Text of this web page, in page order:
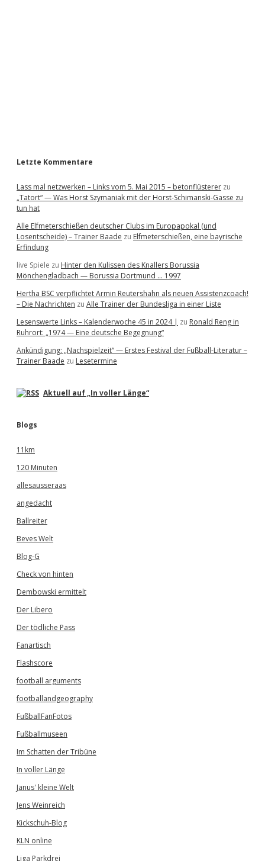
Letzte Kommentare
Lass mal netzwerken – Links vom 5. Mai 2015 – betonflüsterer zu
„Tatort“ — Was Horst Szymaniak mit der Horst-Schimanski-Gasse zu
tun hat
Alle Elfmeterschießen deutscher Clubs im Europapokal (und
Losentscheide) – Trainer Baade zu Elfmeterschießen, eine bayrische
Erfindung
live Spiele zu Hinter den Kulissen des Knallers Borussia
Mönchengladbach — Borussia Dortmund … 1997
Hertha BSC verpflichtet Armin Reutershahn als neuen Assistenzcoach!
– Die Nachrichten zu Alle Trainer der Bundesliga in einer Liste
Lesenswerte Links – Kalenderwoche 45 in 2024 | zu Ronald Reng in
Ruhrort: „1974 — Eine deutsche Begegnung“
Ankündigung: „Nachspielzeit“ — Erstes Festival der Fußball-Literatur –
Trainer Baade zu Lesetermine
Aktuell auf „In voller Länge“
Blogs
11km
120 Minuten
allesausseraas
angedacht
Ballreiter
Beves Welt
Blog-G
Check von hinten
Dembowski ermittelt
Der Libero
Der tödliche Pass
Fanartisch
Flashscore
football arguments
footballandgeography
FußballFanFotos
Fußballmuseen
Im Schatten der Tribüne
In voller Länge
Janus' kleine Welt
Jens Weinreich
Kickschuh-Blog
KLN online
Liga Parkdrei